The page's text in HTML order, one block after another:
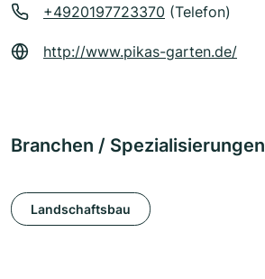
+4920197723370 (Telefon)
http://www.pikas-garten.de/
Branchen / Spezialisierungen
Landschaftsbau